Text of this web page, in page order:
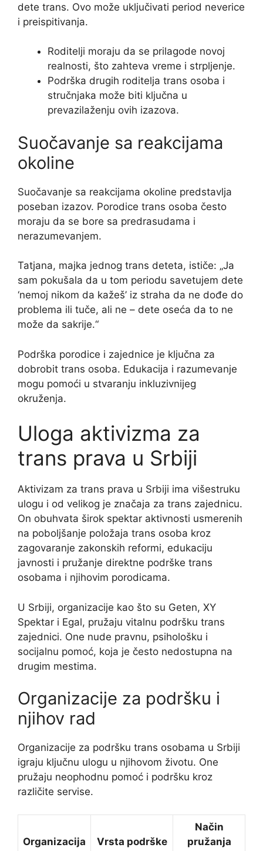
dete trans. Ovo može uključivati period neverice
i preispitivanja.
Roditelji moraju da se prilagode novoj
realnosti, što zahteva vreme i strpljenje.
Podrška drugih roditelja trans osoba i
stručnjaka može biti ključna u
prevazilaženju ovih izazova.
Suočavanje sa reakcijama
okoline
Suočavanje sa reakcijama okoline predstavlja
poseban izazov. Porodice trans osoba često
moraju da se bore sa predrasudama i
nerazumevanjem.
Tatjana, majka jednog trans deteta, ističe: „Ja
sam pokušala da u tom periodu savetujem dete
‘nemoj nikom da kažeš’ iz straha da ne dođe do
problema ili tuče, ali ne – dete oseća da to ne
može da sakrije.“
Podrška porodice i zajednice je ključna za
dobrobit trans osoba. Edukacija i razumevanje
mogu pomoći u stvaranju inkluzivnijeg
okruženja.
Uloga aktivizma za
trans prava u Srbiji
Aktivizam za trans prava u Srbiji ima višestruku
ulogu i od velikog je značaja za trans zajednicu.
On obuhvata širok spektar aktivnosti usmerenih
na poboljšanje položaja trans osoba kroz
zagovaranje zakonskih reformi, edukaciju
javnosti i pružanje direktne podrške trans
osobama i njihovim porodicama.
U Srbiji, organizacije kao što su Geten, XY
Spektar i Egal, pružaju vitalnu podršku trans
zajednici. One nude pravnu, psihološku i
socijalnu pomoć, koja je često nedostupna na
drugim mestima.
Organizacije za podršku i
njihov rad
Organizacije za podršku trans osobama u Srbiji
igraju ključnu ulogu u njihovom životu. One
pružaju neophodnu pomoć i podršku kroz
različite servise.
Organizacija Vrsta podrške
Način
pružanja